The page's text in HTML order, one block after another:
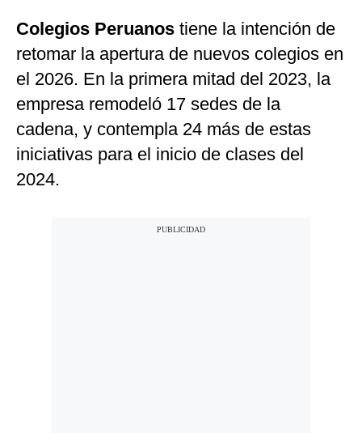
Colegios Peruanos tiene la intención de
retomar la apertura de nuevos colegios en
el 2026. En la primera mitad del 2023, la
empresa remodeló 17 sedes de la
cadena, y contempla 24 más de estas
iniciativas para el inicio de clases del
2024.